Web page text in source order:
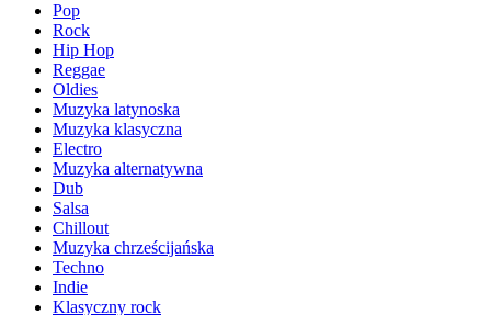
Pop
Rock
Hip Hop
Reggae
Oldies
Muzyka latynoska
Muzyka klasyczna
Electro
Muzyka alternatywna
Dub
Salsa
Chillout
Muzyka chrześcijańska
Techno
Indie
Klasyczny rock